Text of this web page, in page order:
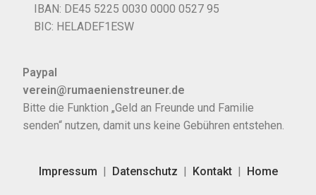
IBAN: DE45 5225 0030 0000 0527 95
BIC: HELADEF1ESW
Paypal
verein@rumaenienstreuner.de
Bitte die Funktion „Geld an Freunde und Familie
senden“ nutzen, damit uns keine Gebühren entstehen.
Impressum | Datenschutz | Kontakt| Home